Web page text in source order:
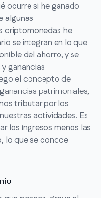
ocurre si he ganado
algunas
criptomonedas he
se integran en lo que
del ahorro, y se
ganancias
el concepto de
patrimoniales,
tributar por los
actividades. Es
los ingresos menos las
lo que se conoce